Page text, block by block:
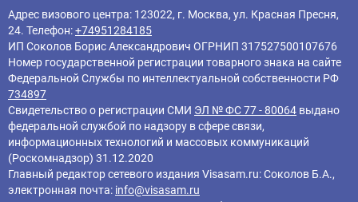
Адрес визового центра: 123022, г. Москва, ул. Красная Пресня,
24. Телефон:+74951284185
ИП Соколов Борис Александрович ОГРНИП 317527500107676
Номер государственной регистрации товарного знака на сайте
Федеральной Службы по интеллектуальной собственности РФ
734897
Свидетельство о регистрации СМИ ЭЛ № ФС 77 - 80064 выдано
федеральной службой по надзору в сфере связи,
информационных технологий и массовых коммуникаций
(Роскомнадзор) 31.12.2020
Главный редактор cетевого издания Visasam.ru: Соколов Б.А.,
электронная почта: info@visasam.ru